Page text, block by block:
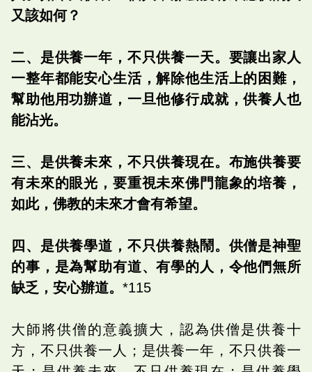
又該如何？
二、是供養一年，不只供養一天。要讓出家人
一整年都能安心生活，解除他生活上的困難，
幫助他用功辦道，一旦他修行成就，供養人也
能沾光。
三、是供養未來，不只供養現在。布施供養要
有未來的眼光，要重視未來佛門龍象的培養，
如此，佛教的未來才會有希望。
四、是供養學道，不只供養熱鬧。供僧是神聖
的事，是為幫助有道、有學的人，令他們無所
缺乏，安心辦道。 *115
大師將供僧的意義擴大，認為供僧是供養十
方，不只供養一人；是供養一年，不只供養一